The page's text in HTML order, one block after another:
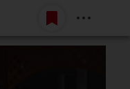
Belépés